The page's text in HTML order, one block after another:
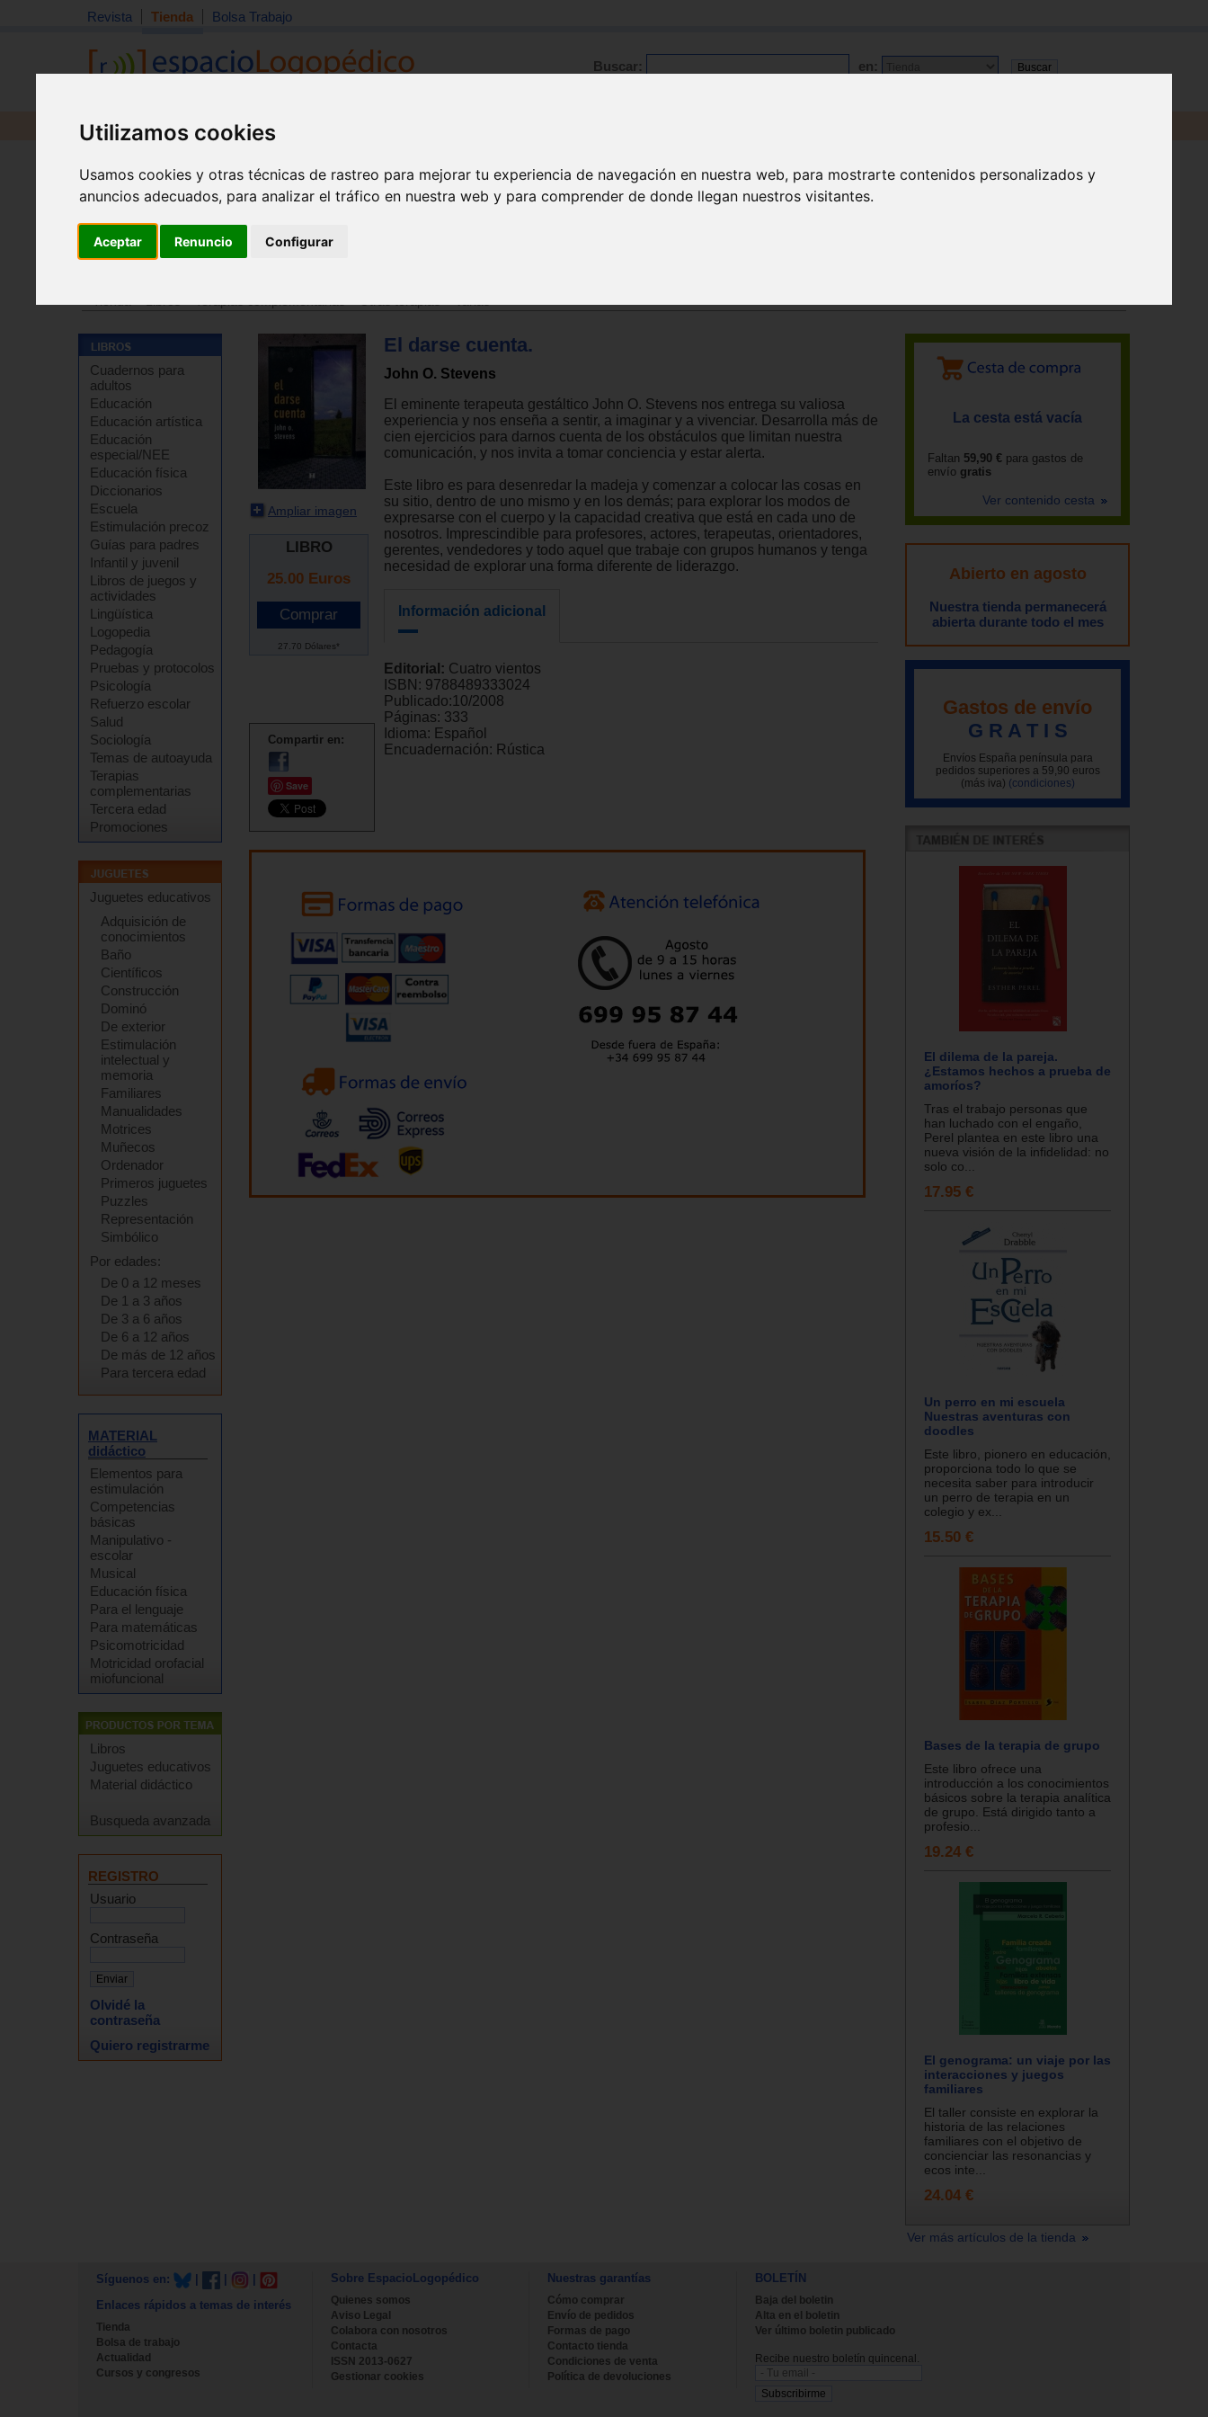
Utilizamos cookies
Usamos cookies y otras técnicas de rastreo para mejorar tu experiencia de navegación en nuestra web, para mostrarte contenidos personalizados y
anuncios adecuados, para analizar el tráfico en nuestra web y para comprender de donde llegan nuestros visitantes.
Aceptar Renuncio Configurar
Revista Tienda Bolsa Trabajo
Buscar: en:
Revista Libros Material
Cuadernos para
adultos
Educación
Educación artística
Educación
especial/NEE
Educación física
Diccionarios
Escuela
Estimulación precoz
Guías para padres
Infantil y juvenil
Libros de juegos y
actividades
Lingüística
Logopedia
Pedagogía
Pruebas y protocolos
Psicología
Refuerzo escolar
Salud
Sociología
Temas de autoayuda
Terapias
complementarias
Tercera edad
Promociones
Juguetes educativos
Adquisición de
conocimientos
Baño
Científicos
Construcción
Dominó
De exterior
Estimulación
intelectual y
memoria
Familiares
Manualidades
Motrices
Muñecos
Ordenador
Primeros juguetes
Puzzles
Representación
Simbólico
Por edades:
De 0 a 12 meses
De 1 a 3 años
De 3 a 6 años
De 6 a 12 años
De más de 12 años
Para tercera edad
MATERIAL
didáctico
Elementos para
estimulación
Competencias
básicas
Manipulativo -
escolar
Musical
Educación física
Para el lenguaje
Para matemáticas
Psicomotricidad
Motricidad orofacial
miofuncional
Libros
Juguetes educativos
Material didáctico
Busqueda avanzada
REGISTRO
Usuario
Contraseña
Olvidé la
contraseña
Quiero registrarme
Ampliar imagen
LIBRO
25.00 Euros
27.70 Dólares*
Compartir en:
Save
El darse cuenta.
John O. Stevens
El eminente terapeuta gestáltico John O. Stevens nos entrega su valiosa
experiencia y nos enseña a sentir, a imaginar y a vivenciar. Desarrolla más de
cien ejercicios para darnos cuenta de los obstáculos que limitan nuestra
comunicación, y nos invita a tomar conciencia y estar alerta.
Este libro es para desenredar la madeja y comenzar a colocar las cosas en
su sitio, dentro de uno mismo y en los demás; para explorar los modos de
expresarse con el cuerpo y la capacidad creativa que está en cada uno de
nosotros. Imprescindible para profesores, actores, terapeutas, orientadores,
gerentes, vendedores y todo aquel que trabaje con grupos humanos y tenga
necesidad de explorar una forma diferente de liderazgo.
Información adicional
Editorial: Cuatro vientos
ISBN: 9788489333024
Publicado:10/2008
Páginas: 333
Idioma: Español
Encuadernación: Rústica
La cesta está vacía
Faltan 59,90 € para gastos de
envío gratis
Ver contenido cesta
Abierto en agosto
Nuestra tienda permanecerá
abierta durante todo el mes
Gastos de envío
G R A T I S
Envíos España península para
pedidos superiores a 59,90 euros
(más iva) (condiciones)
El dilema de la pareja.
¿Estamos hechos a prueba de
amoríos?
Tras el trabajo personas que
han luchado con el engaño,
Perel plantea en este libro una
nueva visión de la infidelidad: no
solo co...
17.95 €
Un perro en mi escuela
Nuestras aventuras con
doodles
Este libro, pionero en educación,
proporciona todo lo que se
necesita saber para introducir
un perro de terapia en un
colegio y ex...
15.50 €
Bases de la terapia de grupo
Este libro ofrece una
introducción a los conocimientos
básicos sobre la terapia analítica
de grupo. Está dirigido tanto a
profesio...
19.24 €
El genograma: un viaje por las
interacciones y juegos
familiares
El taller consiste en explorar la
historia de las relaciones
familiares con el objetivo de
concienciar las resonancias y
ecos inte...
24.04 €
Ver más artículos de la tienda
Síguenos en:
Enlaces rápidos a temas de interés
Tienda
Bolsa de trabajo
Actualidad
Cursos y congresos
Sobre EspacioLogopédico
Quienes somos
Aviso Legal
Colabora con nosotros
Contacta
ISSN 2013-0627
Gestionar cookies
Nuestras garantías
Cómo comprar
Envío de pedidos
Formas de pago
Contacto tienda
Condiciones de venta
Política de devoluciones
BOLETÍN
Baja del boletin
Alta en el boletin
Ver último boletin publicado
Recibe nuestro boletín quincenal.